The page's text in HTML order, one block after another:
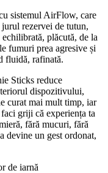
sistemul AirFlow, care
rezervei de tutun,
plăcută, de la
fumuri prea agresive și
fluidă, rafinată.
Sticks reduce
dispozitivului,
curat mai mult timp, iar
griji că experiența ta
fără mucuri, fără
devine un gest ordonat,
de iarnă